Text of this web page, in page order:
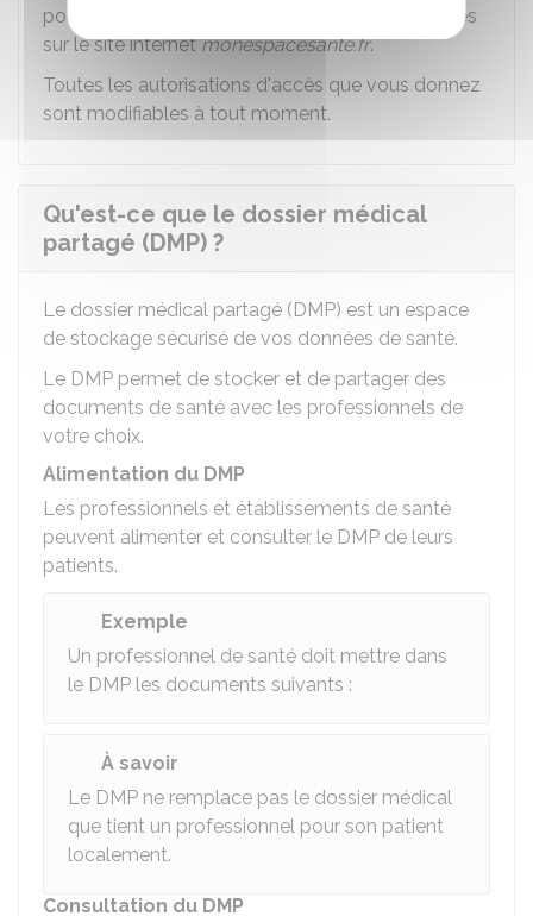
politique de Protection des données personnelles
sur le site internetmonespacesante.fr.
Toutes les autorisations d'accès que vous donnez
sont modifiables à tout moment.
Qu'est-ce que le dossier médical
partagé (DMP) ?
Le dossier médical partagé (DMP) est un espace
de stockage sécurisé de vos données de santé.
Le DMP permet de stocker et de partager des
documents de santé avec les professionnels de
votre choix.
Alimentation du DMP
Les professionnels et établissements de santé
peuvent alimenter et consulter le DMP de leurs
patients.
Exemple
Un professionnel de santé doit mettre dans
le DMP les documents suivants :
À savoir
Le DMP ne remplace pas le dossier médical
que tient un professionnel pour son patient
localement.
Consultation du DMP